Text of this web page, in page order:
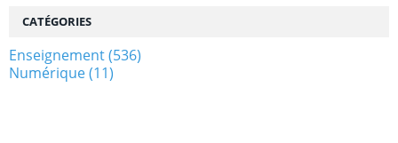
CATÉGORIES
Enseignement(536)
Numérique(11)